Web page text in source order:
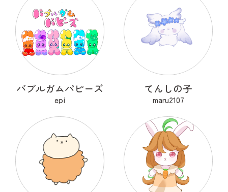
バブルガムパピーズ
epi
てんしの子
maru2107